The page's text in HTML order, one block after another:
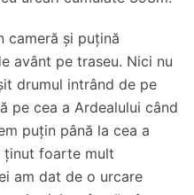
cameră și puțină
avânt pe traseu. Nici nu
drumul intrând de pe
pe cea a Ardealului când
puțin până la cea a
ținut foarte mult
am dat de o urcare